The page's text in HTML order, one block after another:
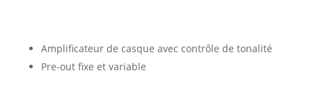
Amplificateur de casque avec contrôle de tonalité
Pre-out fixe et variable